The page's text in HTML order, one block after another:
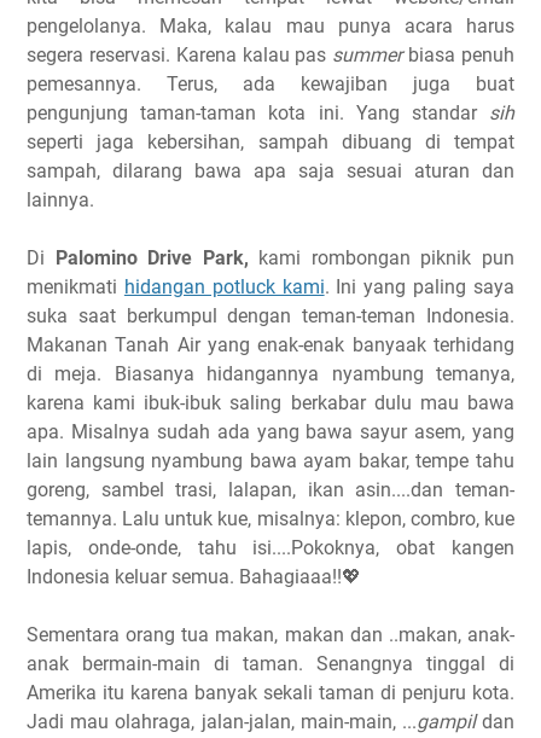
pengelolanya. Maka, kalau mau punya acara harus
segera reservasi. Karena kalau pas summerbiasa penuh
pemesannya. Terus, ada kewajiban juga buat
pengunjung taman-taman kota ini. Yang standar sih
seperti jaga kebersihan, sampah dibuang di tempat
sampah, dilarang bawa apa saja sesuai aturan dan
lainnya.
Di Palomino Drive Park, kami rombongan piknik pun
menikmati hidangan potluck kami. Ini yang paling saya
suka saat berkumpul dengan teman-teman Indonesia.
Makanan Tanah Air yang enak-enak banyaak terhidang
di meja. Biasanya hidangannya nyambung temanya,
karena kami ibuk-ibuk saling berkabar dulu mau bawa
apa. Misalnya sudah ada yang bawa sayur asem, yang
lain langsung nyambung bawa ayam bakar, tempe tahu
goreng, sambel trasi, lalapan, ikan asin....dan teman-
temannya. Lalu untuk kue, misalnya: klepon, combro, kue
lapis, onde-onde, tahu isi....Pokoknya, obat kangen
Indonesia keluar semua. Bahagiaaa!!💖
Sementara orang tua makan, makan dan ..makan, anak-
anak bermain-main di taman. Senangnya tinggal di
Amerika itu karena banyak sekali taman di penjuru kota.
Jadi mau olahraga, jalan-jalan, main-main, ...gampildan